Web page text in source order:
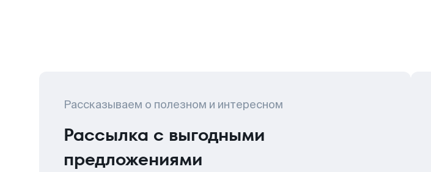
Рассказываем о полезном и интересном
Рассылка с выгодными
предложениями